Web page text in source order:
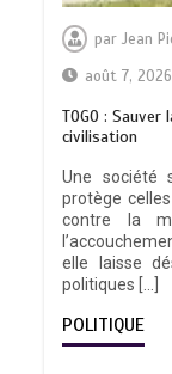
parJean
août 7, 2026
TOGO :
civilisation
Une société
protège
contre la
elle laisse
politiques […]
POLITIQUE